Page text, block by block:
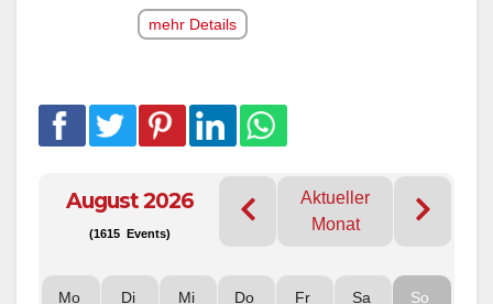
mehr Details
August 2026
(1615 Events)
Aktueller
Monat
Mo Di Mi Do Fr Sa So